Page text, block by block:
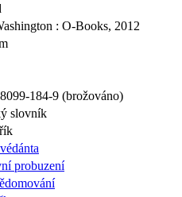
: O-Books, 2012
184-9 (brožováno)
slovník
probuzení